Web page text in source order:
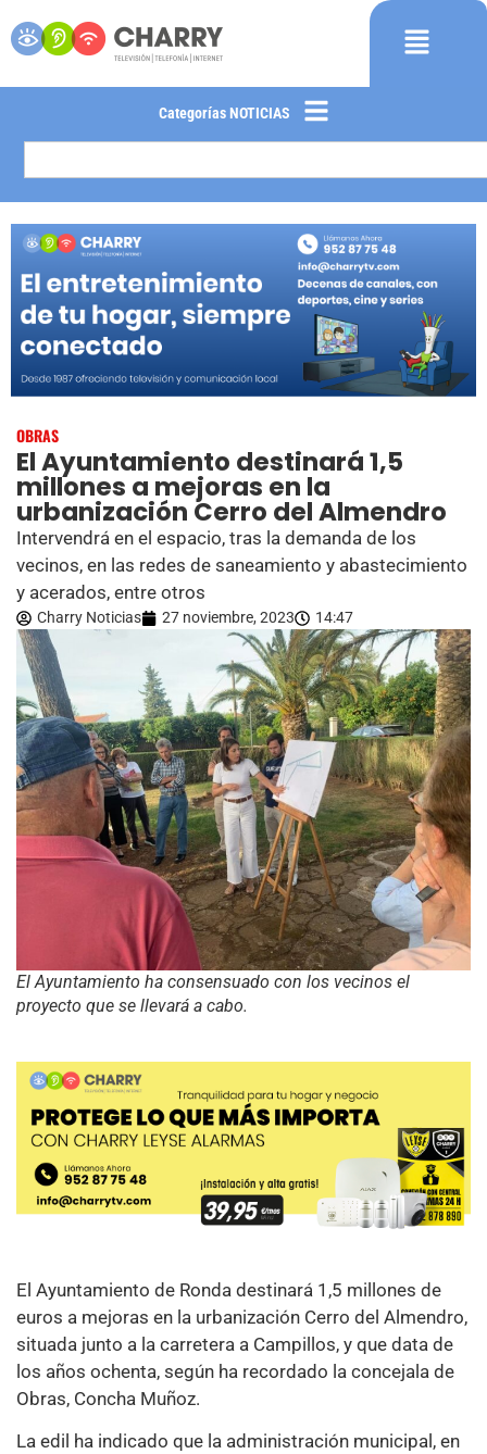
Categorías NOTICIAS
OBRAS
El Ayuntamiento destinará 1,5
millones a mejoras en la
urbanización Cerro del Almendro
Intervendrá en el espacio, tras la demanda de los
vecinos, en las redes de saneamiento y abastecimiento
y acerados, entre otros
Charry Noticias 27 noviembre, 2023 14:47
El Ayuntamiento ha consensuado con los vecinos el
proyecto que se llevará a cabo.
El Ayuntamiento de Ronda destinará 1,5 millones de
euros a mejoras en la urbanización Cerro del Almendro,
situada junto a la carretera a Campillos, y que data de
los años ochenta, según ha recordado la concejala de
Obras, Concha Muñoz.
La edil ha indicado que la administración municipal, en